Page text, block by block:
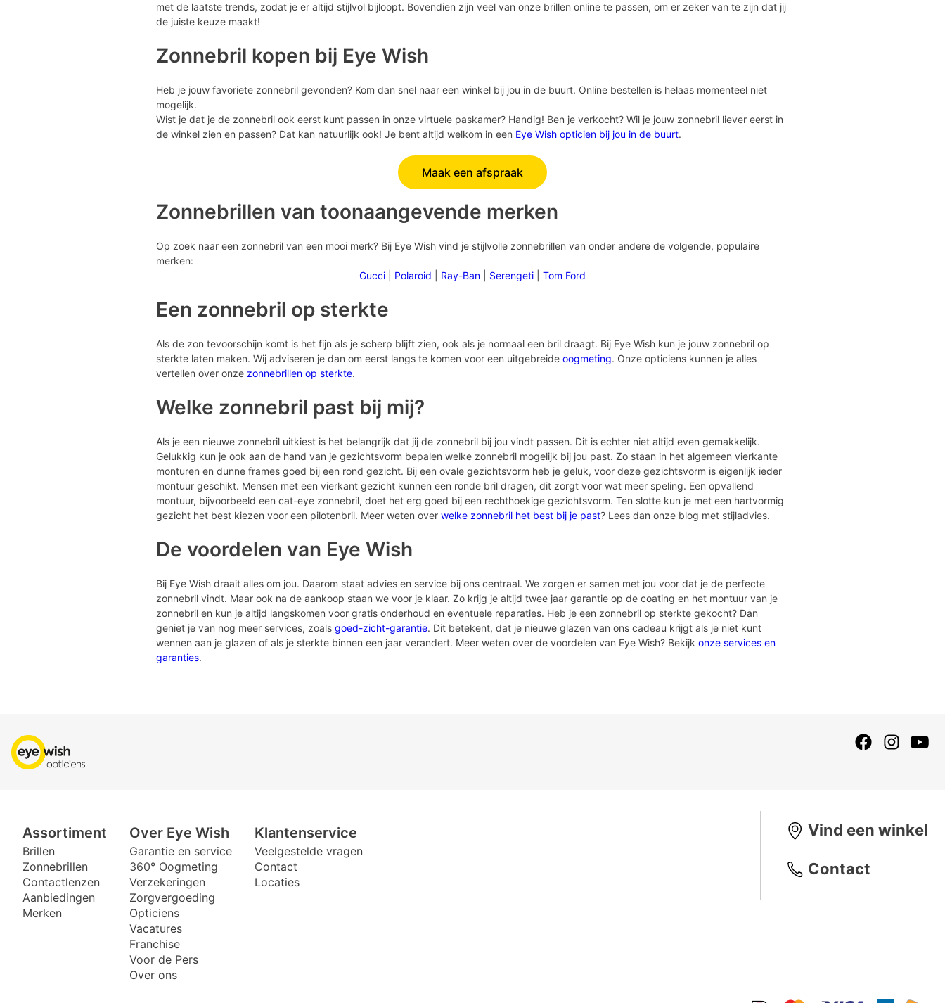
met de laatste trends, zodat je er altijd stijlvol bijloopt. Bovendien zijn veel van onze brillen online te passen, om er zeker van te zijn dat jij
de juiste keuze maakt!
Zonnebril kopen bij Eye Wish
Heb je jouw favoriete zonnebril gevonden? Kom dan snel naar een winkel bij jou in de buurt. Online bestellen is helaas momenteel niet
mogelijk.
Wist je dat je de zonnebril ook eerst kunt passen in onze virtuele paskamer? Handig! Ben je verkocht? Wil je jouw zonnebril liever eerst in
de winkel zien en passen? Dat kan natuurlijk ook! Je bent altijd welkom in een Eye Wish opticien bij jou in de buurt.
Maak een afspraak
Zonnebrillen van toonaangevende merken
Op zoek naar een zonnebril van een mooi merk? Bij Eye Wish vind je stijlvolle zonnebrillen van onder andere de volgende, populaire
merken:
Gucci
Polaroid Ray-Ban Serengeti Tom Ford
Een zonnebril op sterkte
Als de zon tevoorschijn komt is het fijn als je scherp blijft zien, ook als je normaal een bril draagt. Bij Eye Wish kun je jouw zonnebril op
sterkte laten maken. Wij adviseren je dan om eerst langs te komen voor een uitgebreide oogmeting. Onze opticiens kunnen je alles
vertellen over onze zonnebrillen op sterkte.
Welke zonnebril past bij mij?
Als je een nieuwe zonnebril uitkiest is het belangrijk dat jij de zonnebril bij jou vindt passen. Dit is echter niet altijd even gemakkelijk.
Gelukkig kun je ook aan de hand van je gezichtsvorm bepalen welke zonnebril mogelijk bij jou past. Zo staan in het algemeen vierkante
monturen en dunne frames goed bij een rond gezicht. Bij een ovale gezichtsvorm heb je geluk, voor deze gezichtsvorm is eigenlijk ieder
montuur geschikt. Mensen met een vierkant gezicht kunnen een ronde bril dragen, dit zorgt voor wat meer speling. Een opvallend
montuur, bijvoorbeeld een cat-eye zonnebril, doet het erg goed bij een rechthoekige gezichtsvorm. Ten slotte kun je met een hartvormig
gezicht het best kiezen voor een pilotenbril. Meer weten over welke zonnebril het best bij je past? Lees dan onze blog met stijladvies.
De voordelen van Eye Wish
Bij Eye Wish draait alles om jou. Daarom staat advies en service bij ons centraal. We zorgen er samen met jou voor dat je de perfecte
zonnebril vindt. Maar ook na de aankoop staan we voor je klaar. Zo krijg je altijd twee jaar garantie op de coating en het montuur van je
zonnebril en kun je altijd langskomen voor gratis onderhoud en eventuele reparaties. Heb je een zonnebril op sterkte gekocht? Dan
geniet je van nog meer services, zoals goed-zicht-garantie. Dit betekent, dat je nieuwe glazen van ons cadeau krijgt als je niet kunt
wennen aan je glazen of als je sterkte binnen een jaar verandert. Meer weten over de voordelen van Eye Wish? Bekijk onze services en
garanties.
Assortiment
Brillen
Zonnebrillen
Contactlenzen
Aanbiedingen
Merken
Over Eye Wish
Garantie en service
360° Oogmeting
Verzekeringen
Zorgvergoeding
Opticiens
Vacatures
Franchise
Voor de Pers
Over ons
Klantenservice
Veelgestelde vragen
Contact
Locaties
Vind een winkel
Contact